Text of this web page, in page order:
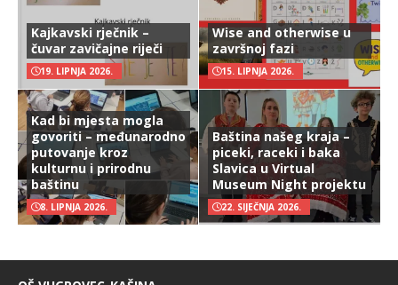
Kajkavski rječnik –
čuvar zavičajne riječi
19. LIPNJA 2026.
Wise and otherwise u
završnoj fazi
15. LIPNJA 2026.
Kad bi mjesta mogla
govoriti – međunarodno
putovanje kroz
kulturnu i prirodnu
baštinu
8. LIPNJA 2026.
Baština našeg kraja –
piceki, raceki i baka
Slavica u Virtual
Museum Night projektu
22. SIJEČNJA 2026.